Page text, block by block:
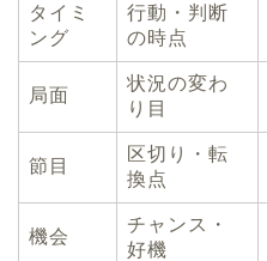
タイミ
ング
行動・判断
の時点
局面
状況の変わ
り目
節目
区切り・転
換点
機会
チャンス・
好機